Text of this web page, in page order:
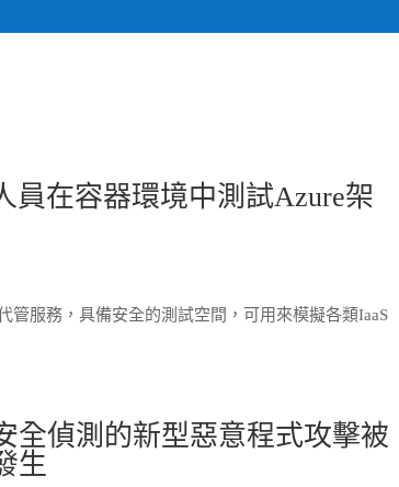
員在容器環境中測試Azure架
服務，具備安全的測試空間，可用來模擬各類IaaS
全偵測的新型惡意程式攻擊被
生